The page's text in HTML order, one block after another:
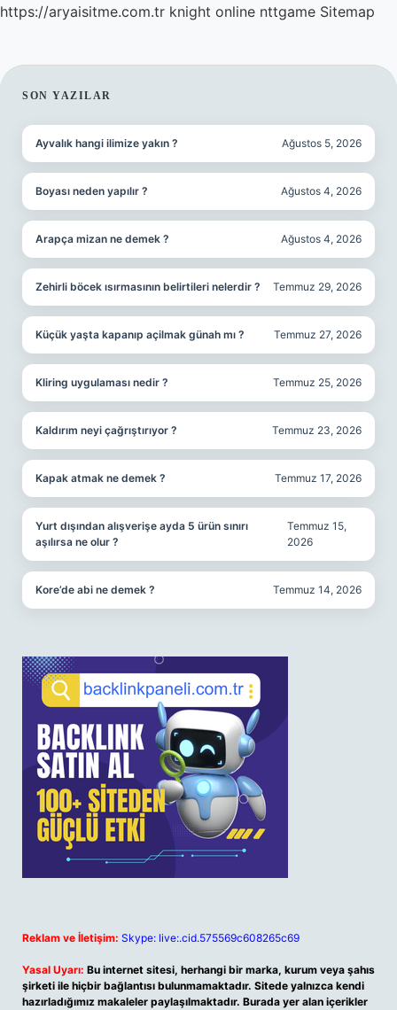
https://aryaisitme.com.tr knight online nttgame Sitemap
SIDEBAR
SON YAZILAR
Ayvalık hangi ilimize yakın ? Ağustos 5, 2026
Boyası neden yapılır ? Ağustos 4, 2026
Arapça mizan ne demek ? Ağustos 4, 2026
Zehirli böcek ısırmasının belirtileri nelerdir ? Temmuz 29, 2026
Küçük yaşta kapanıp açilmak günah mı ? Temmuz 27, 2026
Kliring uygulaması nedir ? Temmuz 25, 2026
Kaldırım neyi çağrıştırıyor ? Temmuz 23, 2026
Kapak atmak ne demek ? Temmuz 17, 2026
Yurt dışından alışverişe ayda 5 ürün sınırı
aşılırsa ne olur ?
Temmuz 15,
2026
Kore’de abi ne demek ? Temmuz 14, 2026
Reklam ve İletişim: Skype: live:.cid.575569c608265c69
Yasal Uyarı: Bu internet sitesi, herhangi bir marka, kurum veya şahıs
şirketi ile hiçbir bağlantısı bulunmamaktadır. Sitede yalnızca kendi
hazırladığımız makaleler paylaşılmaktadır. Burada yer alan içerikler